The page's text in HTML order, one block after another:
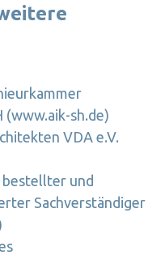
(www.aik-sh.de)
VDA e.V.
und
Sachverständiger